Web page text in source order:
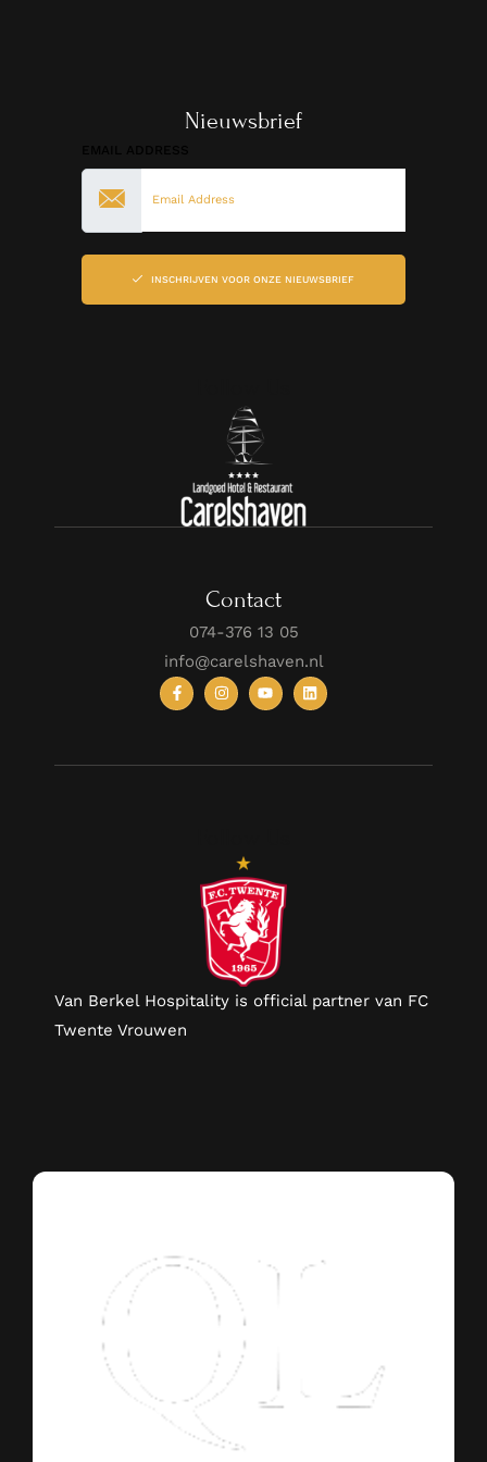
Nieuwsbrief
INSCHRIJVEN VOOR ONZE NIEUWSBRIEF
Contact
074-376 13 05
info@carelshaven.nl
Van Berkel Hospitality is official partner van FC
Twente Vrouwen